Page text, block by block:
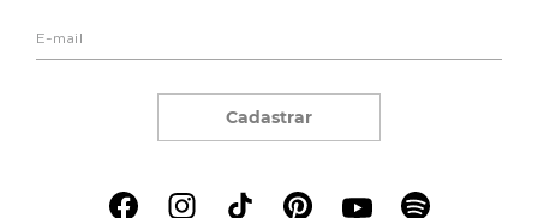
Cadastrar